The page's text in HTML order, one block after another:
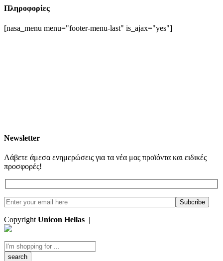
Πληροφορίες
[nasa_menu menu="footer-menu-last" is_ajax="yes"]
Newsletter
Λάβετε άμεσα ενημερώσεις για τα νέα μας προϊόντα και ειδικές
προσφορές!
Copyright Unicon Hellas |
Search
here